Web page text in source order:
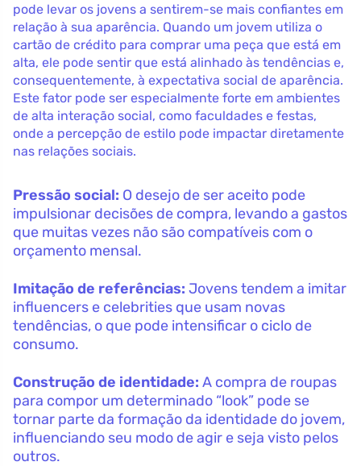
pode levar os jovens a sentirem-se mais confiantes em
relação à sua aparência. Quando um jovem utiliza o
cartão de crédito para comprar uma peça que está em
alta, ele pode sentir que está alinhado às tendências e,
consequentemente, à expectativa social de aparência.
Este fator pode ser especialmente forte em ambientes
de alta interação social, como faculdades e festas,
onde a percepção de estilo pode impactar diretamente
nas relações sociais.
Pressão social: O desejo de ser aceito pode
impulsionar decisões de compra, levando a gastos
que muitas vezes não são compatíveis com o
orçamento mensal.
Imitação de referências: Jovens tendem a imitar
influencers e celebrities que usam novas
tendências, o que pode intensificar o ciclo de
consumo.
Construção de identidade: A compra de roupas
para compor um determinado “look” pode se
tornar parte da formação da identidade do jovem,
influenciando seu modo de agir e seja visto pelos
outros.